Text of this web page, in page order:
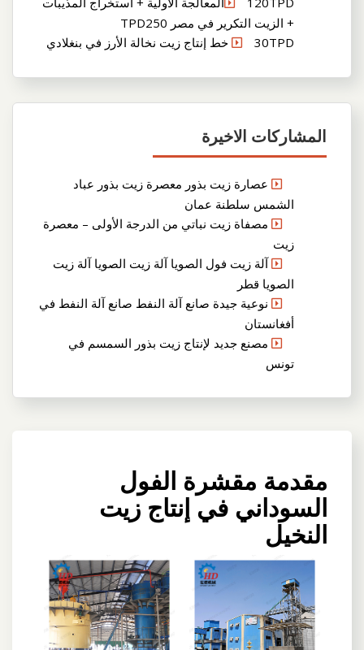
+ الزيت التكرير في مصر TPD250
30TPD خط إنتاج زيت نخالة الأرز في بنغلادي
المشاركات الاخيرة
عصارة زيت بذور معصرة زيت بذور عباد
الشمس سلطنة عمان
مصفاة زيت نباتي من الدرجة الأولى – معصرة
زيت
آلة زيت فول الصويا آلة زيت الصويا آلة زيت
الصويا قطر
نوعية جيدة صانع آلة النفط صانع آلة النفط في
أفغانستان
مصنع جديد لإنتاج زيت بذور السمسم في
تونس
مقدمة مقشرة الفول
السوداني في إنتاج زيت
النخيل